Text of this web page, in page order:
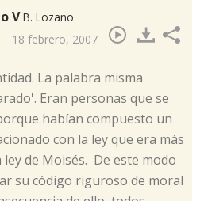
VB. Lozano
18 febrero, 2007
La palabra misma
Eran personas que se
habían compuesto un
con la ley que era más
de Moisés. De este modo
su código riguroso de moral